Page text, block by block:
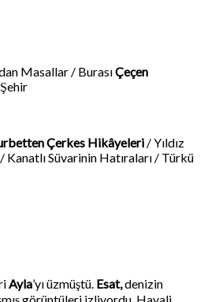
Masallar / BurasıÇeçen
Çerkes Hikâyeleri / Yıldız
Kanatlı Süvarinin Hatıraları / Türkü
Ayla’yı üzmüştü. Esat,denizin